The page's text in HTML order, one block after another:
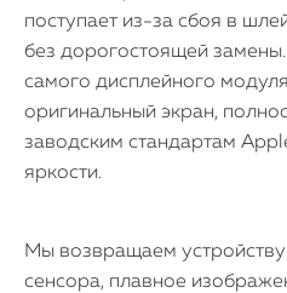
поступает из-за сбоя в
без дорогостоящей
самого дисплейного
оригинальный экран,
заводским стандартам
яркости.
Мы возвращаем
сенсора, плавное